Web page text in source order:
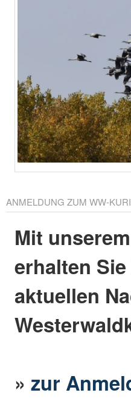
ANMELDUNG ZUM WW-
Mit
erhalten
aktuellen
»zur